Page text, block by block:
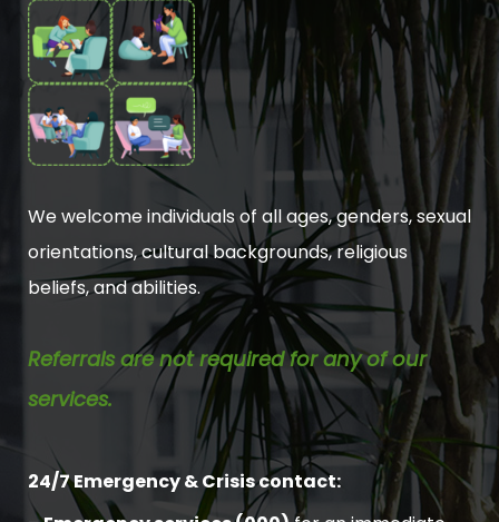
We welcome individuals of all ages, genders, sexual
orientations, cultural backgrounds, religious
beliefs, and abilities.
Referrals are not required for any of our
services.
24/7 Emergency & Crisis contact: